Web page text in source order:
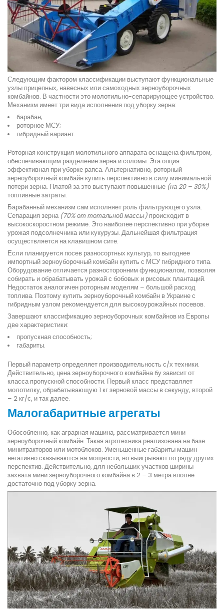
Следующим фактором классификации выступают функциональные
узлы прицепных, навесных или самоходных зерноуборочных
комбайнов. В частности это молотильно-сепарирующее устройство.
Механизм имеет три вида исполнения под уборку зерна:
барабан;
роторное МСУ;
гибридный вариант.
Роторная конструкция молотильного аппарата оснащена фильтром,
обеспечивающим разделение зерна и соломы. Эта опция
эффективная при уборке рапса. Альтернативно, роторный
зерноуборочный комбайн купить перспективно в силу минимальной
потери зерна. Платой за это выступают повышенные (на 20 – 30%)
топливные затраты.
Барабанный механизм сам исполняет роль фильтрующего узла.
Сепарация зерна (70% от тотальной массы) происходит в
высокоскоростном режиме. Это наиболее перспективно при уборке
урожая подсолнечника или кукурузы. Дальнейшая фильтрация
осуществляется на клавишном сите.
Если планируется посев разносортных культур, то выгоднее
импортный зерноуборочный комбайн купить с МСУ гибридного типа.
Оборудование отличается разносторонним функционалом, позволяя
собирать и обрабатывать урожай с бобовых и рисовых плантаций.
Недостаток аналогичен роторным моделям – большой расход
топлива. Поэтому купить зерноуборочный комбайн в Украине с
гибридным узлом рекомендуется для высокоурожайных посевов.
Завершают классификацию зерноуборочных комбайнов из Европы
две характеристики:
пропускная способность;
габариты.
Первый параметр определяет производительность с/х техники.
Действительно, цена зерноуборочного комбайна бу зависит от
класса пропускной способности. Первый класс представляет
молотилку, обрабатывающую 1 кг зерновой массы в секунду, второй
– 2 кг/с, и так далее.
Малогабаритные агрегаты
Обособленно, как аграрная машина, рассматривается мини
зерноуборочный комбайн. Такая агротехника реализована на базе
минитракторов или мотоблоков. Уменьшенные габариты машин
негативно сказываются на мощности, но выигрывают по ряду других
перспектив. Действительно, для небольших участков ширины
захвата мини зерноуборочного комбайна в 2 – 3 метра вполне
достаточно под уборку зерна.